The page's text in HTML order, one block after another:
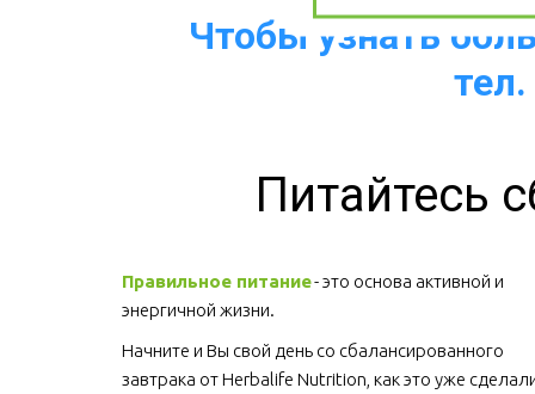
Чтобы узнать
Питайтесь
Правильное питание - это основа активной и
энергичной жизни.
Начните и Вы свой день со сбалансированного
завтрака от Herbalife Nutrition, как это уже